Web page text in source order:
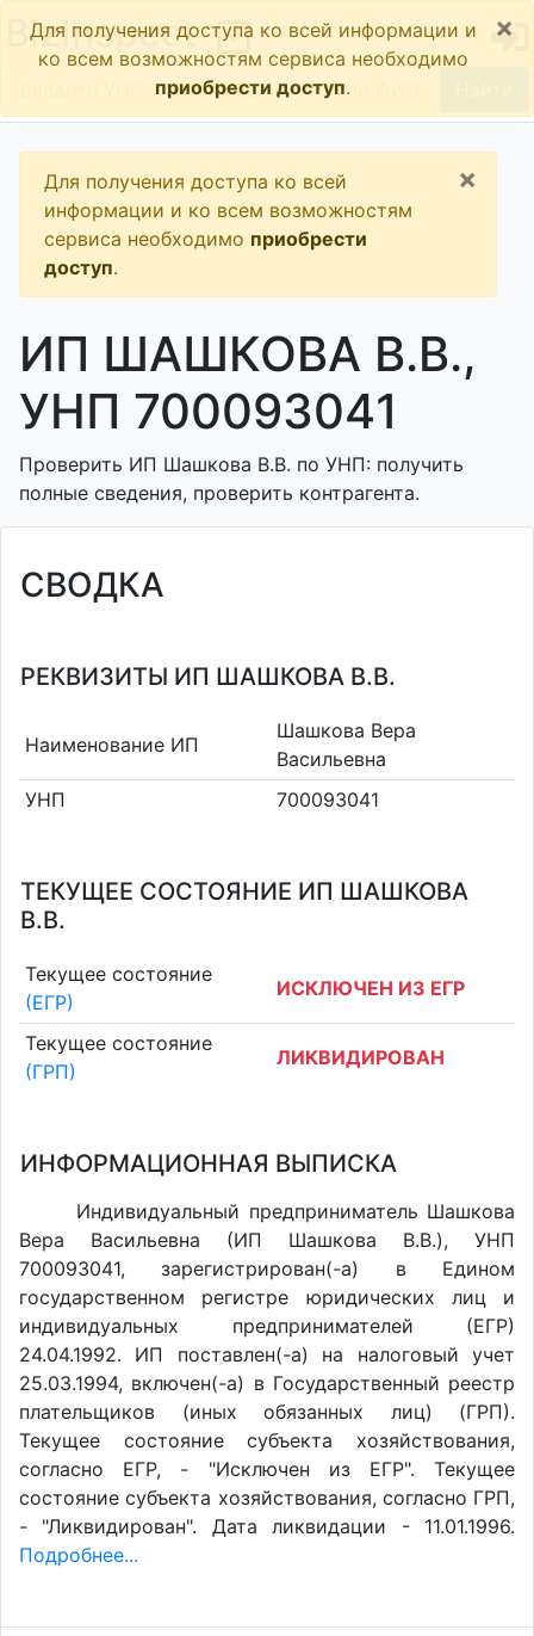
BizInspect
Для получения доступа ко всей информации и
ко всем возможностям сервиса необходимо
приобрести доступ.
×
Для получения доступа ко всей
информации и ко всем возможностям
сервиса необходимо приобрести
доступ.
×
ИП ШАШКОВА В.В.,
УНП 700093041
Проверить ИП Шашкова В.В. по УНП: получить
полные сведения, проверить контрагента.
СВОДКА
РЕКВИЗИТЫ ИП ШАШКОВА В.В.
Наименование ИП
Шашкова Вера
Васильевна
УНП
700093041
ТЕКУЩЕЕ СОСТОЯНИЕ ИП ШАШКОВА
В.В.
Текущее состояние
(ЕГР)
ИСКЛЮЧЕН ИЗ ЕГР
Текущее состояние
(ГРП)
ЛИКВИДИРОВАН
ИНФОРМАЦИОННАЯ ВЫПИСКА
Индивидуальный предприниматель Шашкова
Вера Васильевна (ИП Шашкова В.В.), УНП
700093041, зарегистрирован(-а) в Едином
государственном регистре юридических лиц и
индивидуальных предпринимателей (ЕГР)
24.04.1992. ИП поставлен(-a) на налоговый учет
25.03.1994, включен(-a) в Государственный реестр
плательщиков (иных обязанных лиц) (ГРП).
Текущее состояние субъекта хозяйствования,
согласно ЕГР, - "Исключен из ЕГР". Текущее
состояние субъекта хозяйствования, согласно ГРП,
- "Ликвидирован". Дата ликвидации - 11.01.1996.
Подробнее...